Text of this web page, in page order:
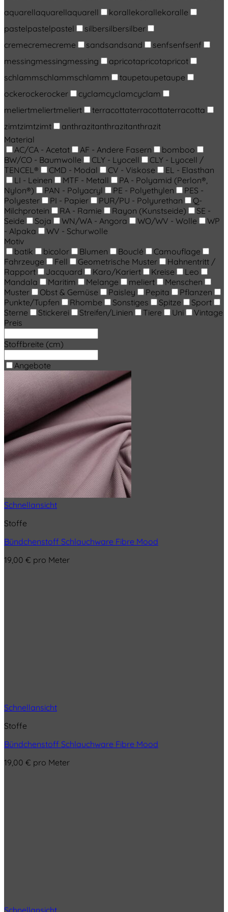
aquarellaquarellaquarell korallekorallekoralle
pastelpastelpastel silbersilbersilber
cremecremecreme sandsandsand senfsenfsenf
messingmessingmessing apricotapricotapricot
schlammschlammschlamm taupetaupetaupe
ockerockerocker cyclamcyclamcyclam
meliertmeliertmeliert terracottaterracottaterracotta
zimtzimtzimt anthrazitanthrazitanthrazit
Material
AC/CA - Acetat
AF - Andere Fasern
bomboo
BW/CO - Baumwolle
CLY - Lyocell
CLY - Lyocell /
TENCEL®
CMD - Modal CV - Viskose
EL - Elasthan
LI - Leinen
MTF - Metall
PA - Polyamid (Perlon®,
Nylon®)
PAN - Polyacryl PE - Polyethylen
PES -
Polyester
PI - Papier PUR/PU - Polyurethan
Q-
Milchprotein
RA - Ramie Rayon (Kunstseide)
SE -
Seide
Soja WN/WA - Angora WO/WV - Wolle
WP
- Alpaka
WV - Schurwolle
Motiv
batik
bicolor Blumen Bouclé
Camouflage
Fahrzeuge
Fell Geometrische Muster
Hahnentritt /
Rapport
Jacquard Karo/Kariert Kreise
Leo
Mandala
Maritim Melange meliert
Menschen
Muster
Obst & Gemüse Paisley Pepita
Pflanzen
Punkte/Tupfen
Rhombe Sonstiges Spitze
Sport
Sterne
Stickerei Streifen/Linien Tiere Uni
Vintage
Preis
Stoffbreite (cm)
Angebote
Schnellansicht
Stoffe
Bündchenstoff Schlauchware Fibre Mood
19,00 € pro Meter
Schnellansicht
Stoffe
Bündchenstoff Schlauchware Fibre Mood
19,00 € pro Meter
Schnellansicht